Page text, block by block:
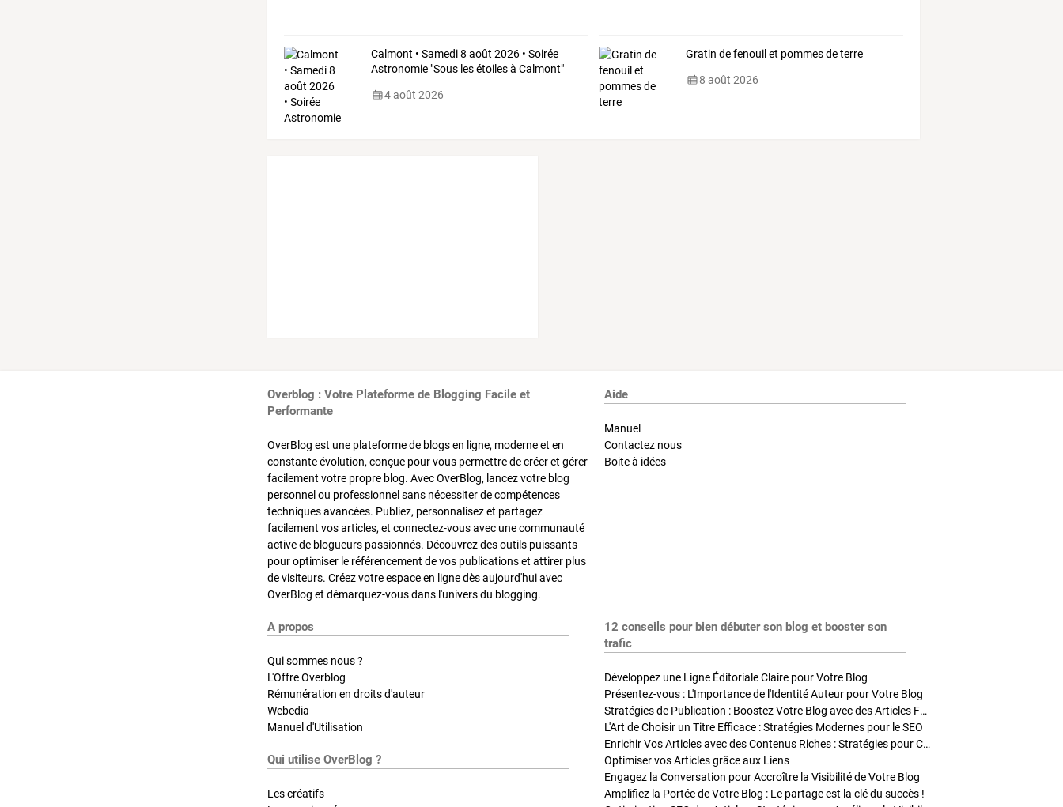
Calmont • Samedi 8 août 2026 • Soirée
Astronomie "Sous les étoiles à Calmont"
4 août 2026
Gratin de fenouil et pommes de terre
8 août 2026
Overblog : Votre Plateforme de Blogging Facile et
Performante
OverBlog est une plateforme de blogs en ligne, moderne et en
constante évolution, conçue pour vous permettre de créer et gérer
facilement votre propre blog. Avec OverBlog, lancez votre blog
personnel ou professionnel sans nécessiter de compétences
techniques avancées. Publiez, personnalisez et partagez
facilement vos articles, et connectez-vous avec une communauté
active de blogueurs passionnés. Découvrez des outils puissants
pour optimiser le référencement de vos publications et attirer plus
de visiteurs. Créez votre espace en ligne dès aujourd'hui avec
OverBlog et démarquez-vous dans l'univers du blogging.
Aide
Manuel
Contactez nous
Boite à idées
A propos
Qui sommes nous ?
L'Offre Overblog
Rémunération en droits d'auteur
Webedia
Manuel d'Utilisation
Qui utilise OverBlog ?
Les créatifs
12 conseils pour bien débuter son blog et booster son
trafic
Développez une Ligne Éditoriale Claire pour Votre Blog
Présentez-vous : L'Importance de l'Identité Auteur pour Votre Blog
Stratégies de Publication : Boostez Votre Blog avec des Articles Fréquents et Exclusifs
L'Art de Choisir un Titre Efficace : Stratégies Modernes pour le SEO
Enrichir Vos Articles avec des Contenus Riches : Stratégies pour Captiver et Optimiser
Optimiser vos Articles grâce aux Liens
Engagez la Conversation pour Accroître la Visibilité de Votre Blog
Amplifiez la Portée de Votre Blog : Le partage est la clé du succès !